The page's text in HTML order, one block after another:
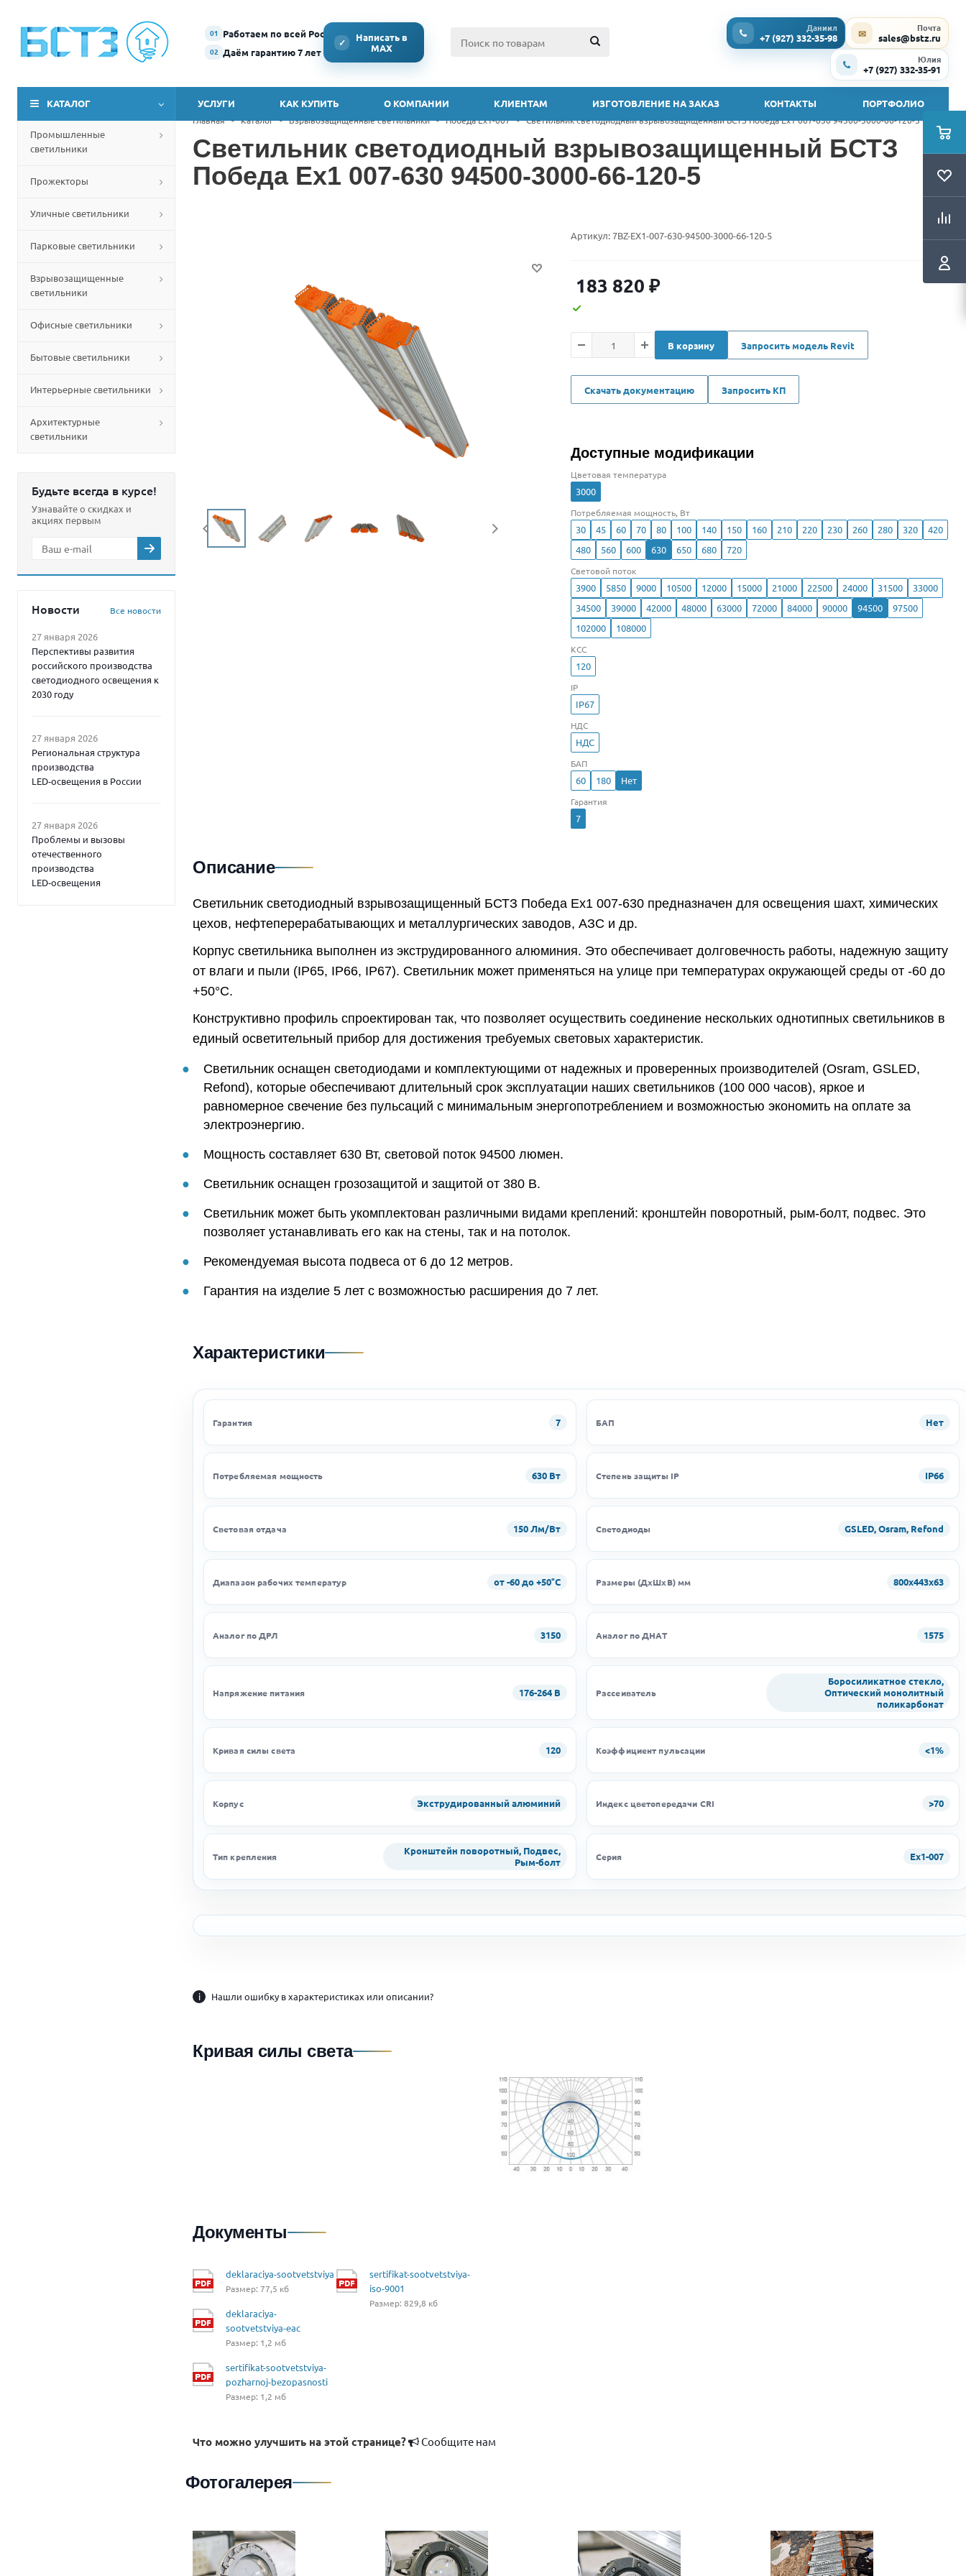
01 Работаем по всей России
02 Даём гарантию 7 лет
✓
Написать в
MAX
Даниил
+7 (927) 332-35-98 ✉ Почта
sales@bstz.ru
Юлия
+7 (927) 332-35-91
КАТАЛОГ УСЛУГИ КАК КУПИТЬ О КОМПАНИИ КЛИЕНТАМ ИЗГОТОВЛЕНИЕ НА ЗАКАЗ КОНТАКТЫ ПОРТФОЛИО
Промышленные
светильники
Прожекторы
Уличные светильники
Парковые светильники
Взрывозащищенные
светильники
Офисные светильники
Бытовые светильники
Интерьерные светильники
Архитектурные
светильники
Будьте всегда в курсе!
Узнавайте о скидках и
акциях первым
Новости Все новости
27 января 2026
Перспективы развития
российского производства
светодиодного освещения к
2030 году
27 января 2026
Региональная структура
производства
LED‑освещения в России
27 января 2026
Проблемы и вызовы
отечественного
производства
LED‑освещения
Главная - Каталог - Взрывозащищенные светильники - Победа Ex1-007 - Светильник светодиодный взрывозащищенный БСТЗ Победа Ex1 007-630 94500-3000-66-120-5
Светильник светодиодный взрывозащищенный БСТЗ
Победа Ex1 007-630 94500-3000-66-120-5
Артикул:7BZ-EX1-007-630-94500-3000-66-120-5
183 820 ₽
В корзину Запросить модель Revit
Скачать документацию Запросить КП
Доступные модификации
Цветовая температура
3000
Потребляемая мощность, Вт
30 45 60 70 80 100 140 150 160 210 220 230 260 280 320
420
480
560 600 630 650 680 720
Световой поток
3900 5850 9000 10500 12000 15000 21000 22500 24000 31500
33000
34500
39000 42000 48000 63000 72000 84000 90000 94500
97500
102000
108000
КСС
120
IP
IP67
НДС
НДС
БАП
60 180 Нет
Гарантия
7
Описание
Светильник светодиодный взрывозащищенный БСТЗ Победа Ex1 007-630 предназначен для освещения шахт, химических
цехов, нефтеперерабатывающих и металлургических заводов, АЗС и др.
Корпус светильника выполнен из экструдированного алюминия. Это обеспечивает долговечность работы, надежную защиту
от влаги и пыли (IP65, IP66, IP67). Светильник может применяться на улице при температурах окружающей среды от -60 до
+50°C.
Конструктивно профиль спроектирован так, что позволяет осуществить соединение нескольких однотипных светильников в
единый осветительный прибор для достижения требуемых световых характеристик.
Светильник оснащен светодиодами и комплектующими от надежных и проверенных производителей (Osram, GSLED,
Refond), которые обеспечивают длительный срок эксплуатации наших светильников (100 000 часов), яркое и
равномерное свечение без пульсаций с минимальным энергопотреблением и возможностью экономить на оплате за
электроэнергию.
Мощность составляет 630 Вт, световой поток 94500 люмен.
Светильник оснащен грозозащитой и защитой от 380 В.
Светильник может быть укомплектован различными видами креплений: кронштейн поворотный, рым-болт, подвес. Это
позволяет устанавливать его как на стены, так и на потолок.
Рекомендуемая высота подвеса от 6 до 12 метров.
Гарантия на изделие 5 лет с возможностью расширения до 7 лет.
Характеристики
Гарантия 7 БАП Нет
Потребляемая мощность 630 Вт Степень защиты IP IP66
Световая отдача 150 Лм/Вт Светодиоды GSLED, Osram, Refond
Диапазон рабочих температур от -60 до +50°C Размеры (ДхШхВ) мм 800х443х63
Аналог по ДРЛ 3150 Аналог по ДНАТ 1575
Напряжение питания 176-264 В Рассеиватель
Боросиликатное стекло,
Оптический монолитный
поликарбонат
Кривая силы света 120 Коэффициент пульсации <1%
Корпус Экструдированный алюминий Индекс цветопередачи CRI >70
Тип крепления
Кронштейн поворотный, Подвес,
Рым-болт
Серия Ex1-007
i Нашли ошибку в характеристиках или описании?
Кривая силы света
Документы
deklaraciya-sootvetstviya
Размер: 77,5 кб
deklaraciya-
sootvetstviya-eac
Размер: 1,2 мб
sertifikat-sootvetstviya-
pozharnoj-bezopasnosti
Размер: 1,2 мб
sertifikat-sootvetstviya-
iso-9001
Размер: 829,8 кб
Что можно улучшить на этой странице? Сообщите нам
Фотогалерея